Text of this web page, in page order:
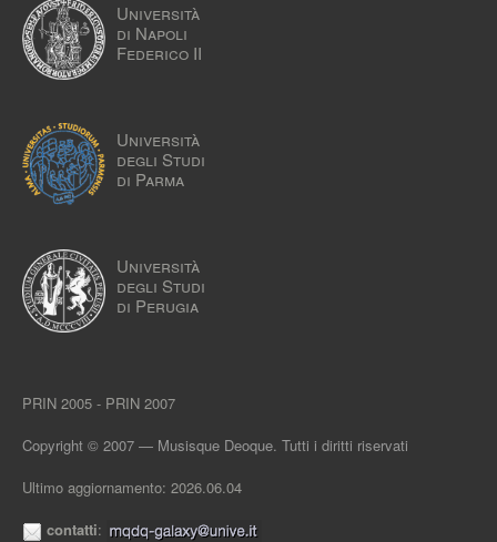
Università
di Napoli
Federico II
Università
degli Studi
di Parma
Università
degli Studi
di Perugia
PRIN 2005 - PRIN 2007
Copyright © 2007 — Musisque Deoque. Tutti i diritti riservati
Ultimo aggiornamento: 2026.06.04
contatti: